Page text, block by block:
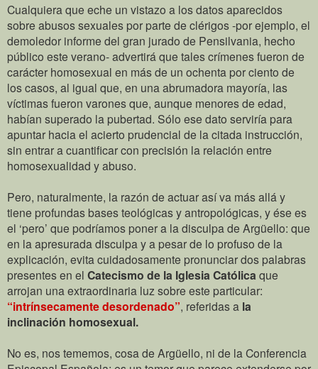
Cualquiera que eche un vistazo a los datos aparecidos
sobre abusos sexuales por parte de clérigos -por ejemplo, el
demoledor informe del gran jurado de Pensilvania, hecho
público este verano- advertirá que tales crímenes fueron de
carácter homosexual en más de un ochenta por ciento de
los casos, al igual que, en una abrumadora mayoría, las
víctimas fueron varones que, aunque menores de edad,
habían superado la pubertad. Sólo ese dato serviría para
apuntar hacia el acierto prudencial de la citada instrucción,
sin entrar a cuantificar con precisión la relación entre
homosexualidad y abuso.
Pero, naturalmente, la razón de actuar así va más allá y
tiene profundas bases teológicas y antropológicas, y ése es
el ‘pero’ que podríamos poner a la disculpa de Argüello: que
en la apresurada disculpa y a pesar de lo profuso de la
explicación, evita cuidadosamente pronunciar dos palabras
presentes en el Catecismo de la Iglesia Católica que
arrojan una extraordinaria luz sobre este particular:
“intrínsecamente desordenado”, referidas a la
inclinación homosexual.
No es, nos tememos, cosa de Argüello, ni de la Conferencia